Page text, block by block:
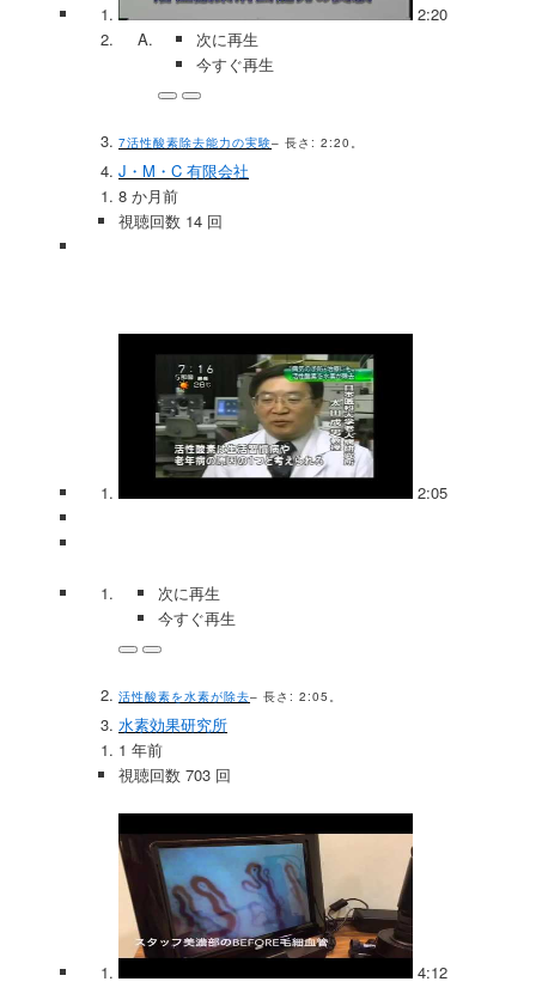
2:20
次に再生
今すぐ再生
7活性酸素除去能力の実験– 長さ: 2:20。
J・M・C 有限会社
8 か月前
視聴回数 14 回
2:05
次に再生
今すぐ再生
活性酸素を水素が除去– 長さ: 2:05。
水素効果研究所
1 年前
視聴回数 703 回
4:12